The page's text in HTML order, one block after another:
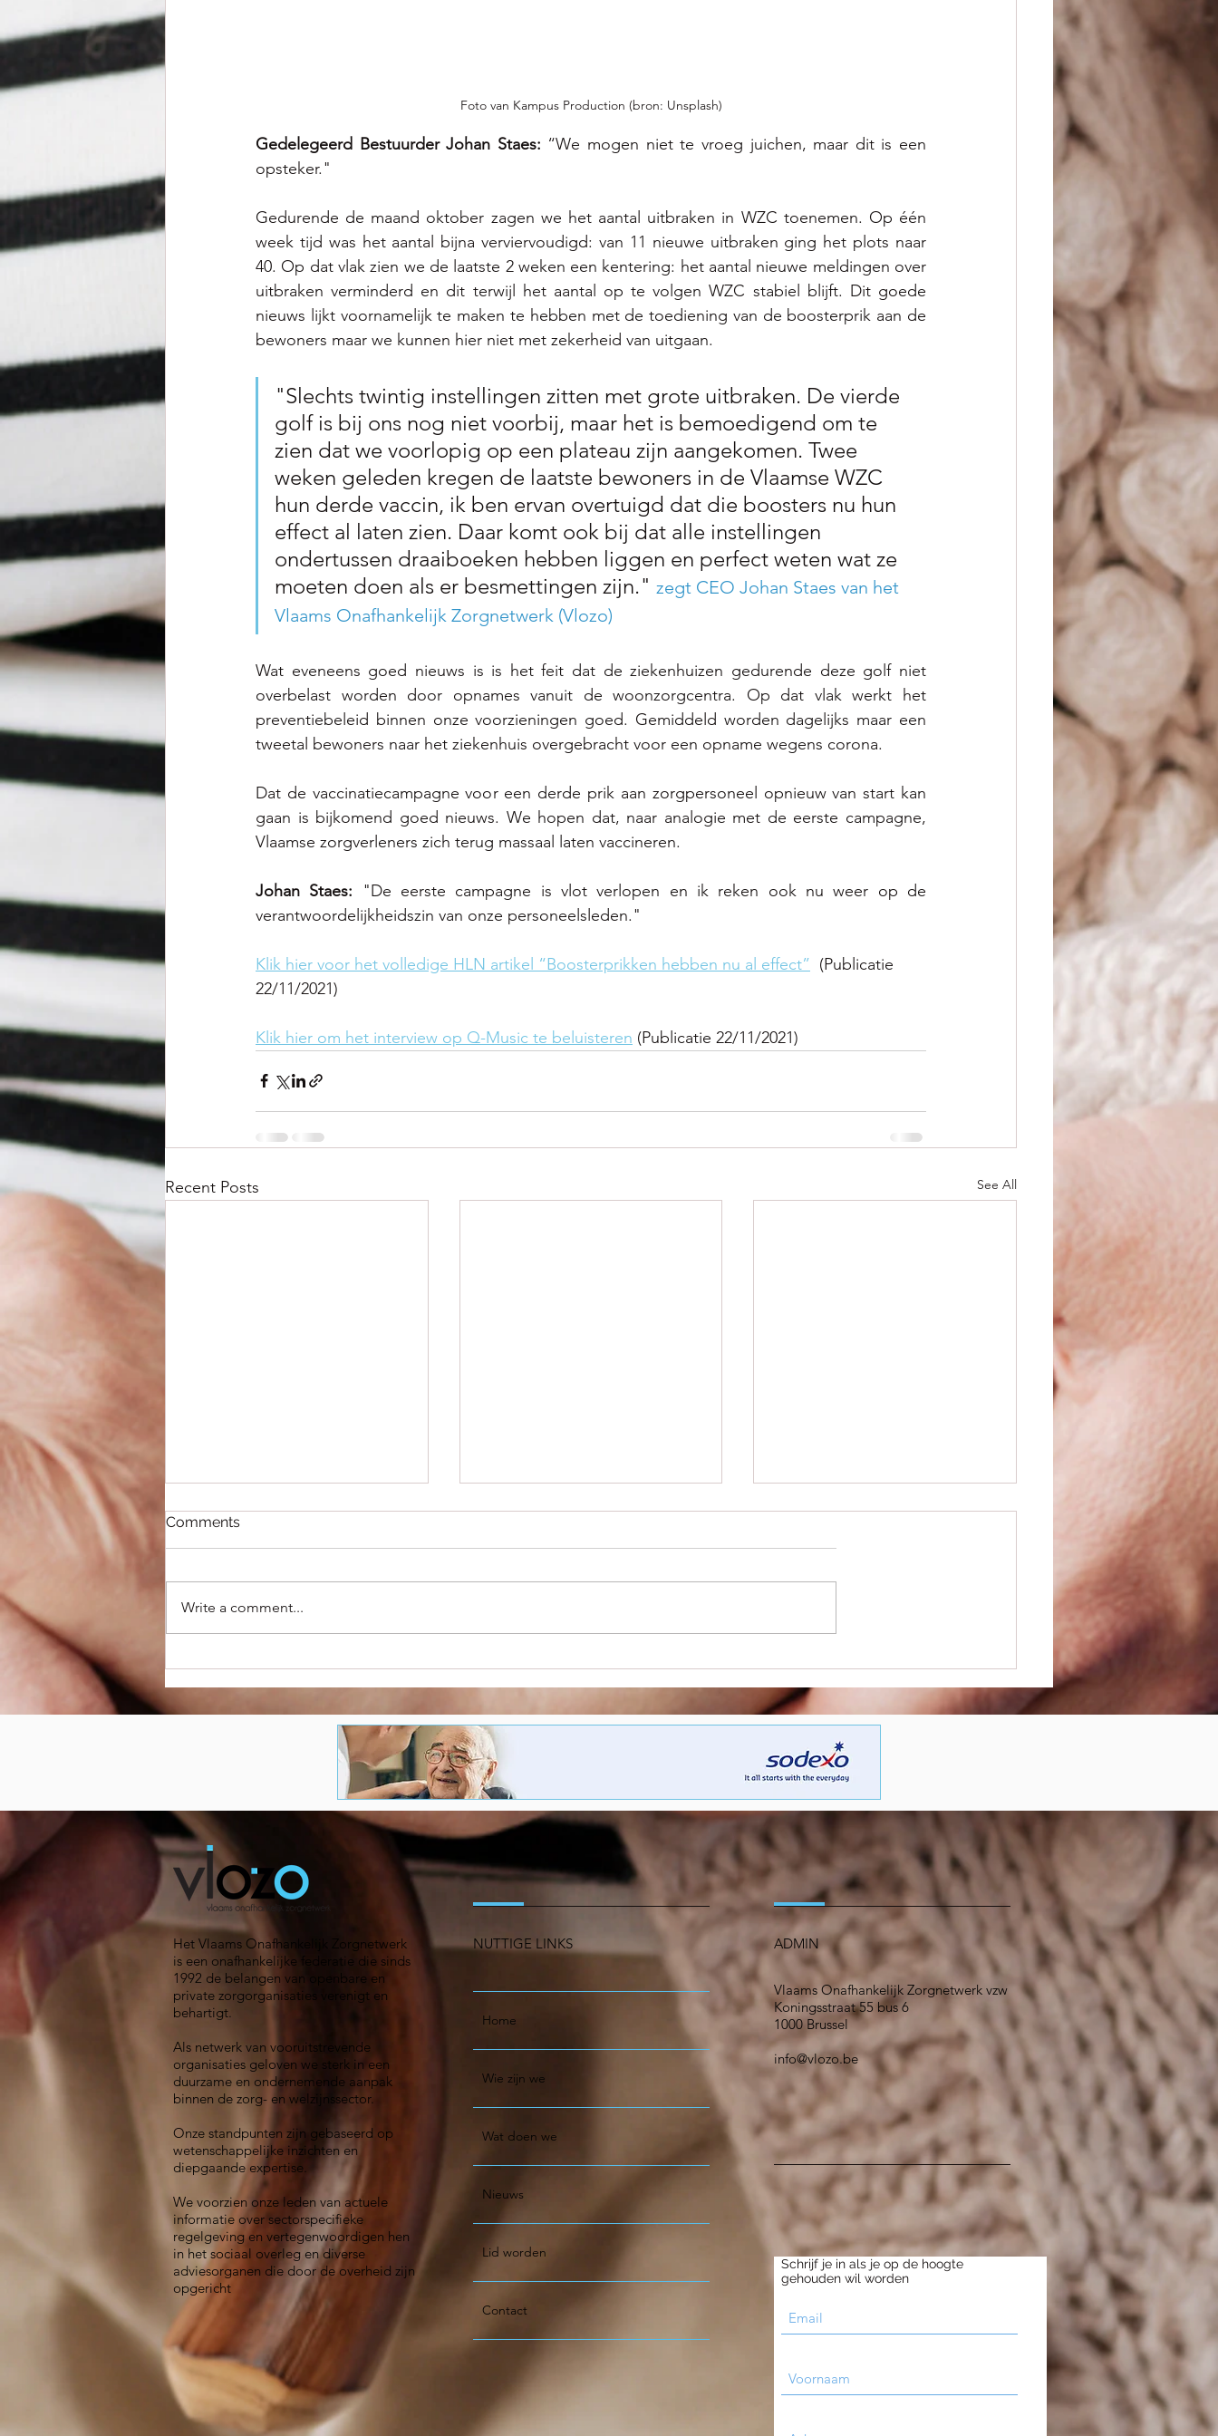
Foto van Kampus Production (bron: Unsplash)
Gedelegeerd Bestuurder Johan Staes: “We mogen niet te vroeg juichen, maar dit is een
opsteker."
Gedurende de maand oktober zagen we het aantal uitbraken in WZC toenemen. Op één
week tijd was het aantal bijna verviervoudigd: van 11 nieuwe uitbraken ging het plots naar
40. Op dat vlak zien we de laatste 2 weken een kentering: het aantal nieuwe meldingen over
uitbraken verminderd en dit terwijl het aantal op te volgen WZC stabiel blijft. Dit goede
nieuws lijkt voornamelijk te maken te hebben met de toediening van de boosterprik aan de
bewoners maar we kunnen hier niet met zekerheid van uitgaan.
"Slechts twintig instellingen zitten met grote uitbraken. De vierde
golf is bij ons nog niet voorbij, maar het is bemoedigend om te
zien dat we voorlopig op een plateau zijn aangekomen. Twee
weken geleden kregen de laatste bewoners in de Vlaamse WZC
hun derde vaccin, ik ben ervan overtuigd dat die boosters nu hun
effect al laten zien. Daar komt ook bij dat alle instellingen
ondertussen draaiboeken hebben liggen en perfect weten wat ze
moeten doen als er besmettingen zijn." zegt CEO Johan Staes van het
Vlaams Onafhankelijk Zorgnetwerk (Vlozo)
Wat eveneens goed nieuws is is het feit dat de ziekenhuizen gedurende deze golf niet
overbelast worden door opnames vanuit de woonzorgcentra. Op dat vlak werkt het
preventiebeleid binnen onze voorzieningen goed. Gemiddeld worden dagelijks maar een
tweetal bewoners naar het ziekenhuis overgebracht voor een opname wegens corona.
Dat de vaccinatiecampagne voor een derde prik aan zorgpersoneel opnieuw van start kan
gaan is bijkomend goed nieuws. We hopen dat, naar analogie met de eerste campagne,
Vlaamse zorgverleners zich terug massaal laten vaccineren.
Johan Staes:
"De eerste campagne is vlot verlopen en ik reken ook nu weer op de
verantwoordelijkheidszin van onze personeelsleden."
Klik hier voor het volledige HLN artikel “Boosterprikken hebben nu al effect”
  (Publicatie
22/11/2021)
Klik hier om het interview op Q-Music te beluisteren (Publicatie 22/11/2021)
Recent Posts See All
medicatiebeleid in
oproep #Kiesvoordezorg
open
Comments
Write a comment...
Het Vlaams Onafhankelijk Zorgnetwerk
is een onafhankelijke federatie die sinds
1992 de belangen van openbare en
private zorgorganisaties verenigt en
behartigt.
Als netwerk van vooruitstrevende
organisaties geloven we sterk in een
duurzame en ondernemende aanpak
binnen de zorg- en welzijnssector.
Onze standpunten zijn gebaseerd op
wetenschappelijke inzichten en
diepgaande expertise.
We voorzien onze leden van actuele
informatie over sectorspecifieke
regelgeving en vertegenwoordigen hen
in het sociaal overleg en diverse
adviesorganen die door de overheid zijn
opgericht
NUTTIGE LINKS
Home
Wie zijn we
Wat doen we
Nieuws
Lid worden
Contact
ADMIN
Vlaams Onafhankelijk Zorgnetwerk vzw
Koningsstraat 55 bus 6
1000 Brussel
info@vlozo.be
Schrijf je in als je op de hoogte
gehouden wil worden